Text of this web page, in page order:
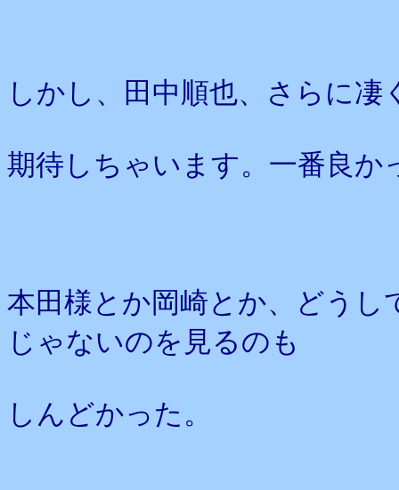
しかし、田中順也、さらに
期待しちゃいます。一番良か
本田様とか岡崎とか、どう
じゃないのを見るのも
しんどかった。